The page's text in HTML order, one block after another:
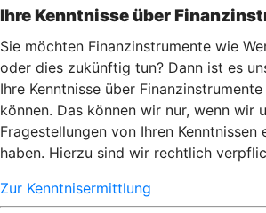
Ihre Kenntnisse über
Sie möchten Finanzinstrumente wie
oder dies zukünftig tun? Dann ist es
Ihre Kenntnisse über
können. Das können wir nur, wenn wir
Fragestellungen von Ihren
haben. Hierzu sind wir rechtlich
Zur Kenntnisermittlung